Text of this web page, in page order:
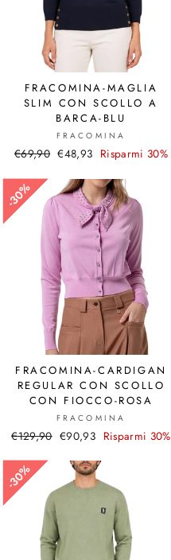
FRACOMINA-MAGLIA
SLIM CON SCOLLO A
BARCA-BLU
FRACOMINA
Prezzo
listino
€69,90 Prezzo
€48,93 Risparmi 30%
30%
30%
FRACOMINA-CARDIGAN
REGULAR CON SCOLLO
CON FIOCCO-ROSA
FRACOMINA
Prezzo
listino
€129,90 Prezzo
€90,93 Risparmi 30%
30%
30%